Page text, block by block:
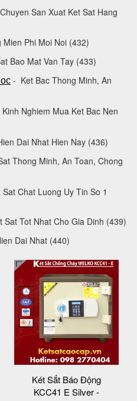
San Xuat Ket Sat Hang
Mien Phi Moi Noi (432)
Bao Mat Van Tay (433)
- Ket Bac Thong Minh, An
Kinh Nghiem Mua Ket Bac Nen
Dai Nhat Hien Nay (436)
Thong Minh, An Toan, Chong
Sat Chat Luong Uy Tin So 1
Sat Tot Nhat Cho Gia Dinh (439)
Dai Nhat (440)
Két Sắt Báo Động
KCC41 E Silver -